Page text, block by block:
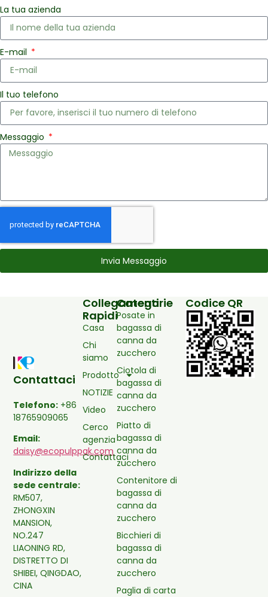
La tua azienda
E-mail
Il tuo telefono
Messaggio
Invia Messaggio
Contattaci
Telefono: +86
18765909065
Email:
daisy@ecopulppak.com
Indirizzo della
sede centrale:
RM507,
ZHONGXIN
MANSION,
NO.247
LIAONING RD,
DISTRETTO DI
SHIBEI, QINGDAO,
CINA
Collegamenti
Rapidi
Casa
Chi
siamo
Prodotto
NOTIZIE
Video
Cerco
agenzia
Contattaci
Categorie
Posate in
bagassa di
canna da
zucchero
Ciotola di
bagassa di
canna da
zucchero
Piatto di
bagassa di
canna da
zucchero
Contenitore di
bagassa di
canna da
zucchero
Bicchieri di
bagassa di
canna da
zucchero
Paglia di carta
Codice QR